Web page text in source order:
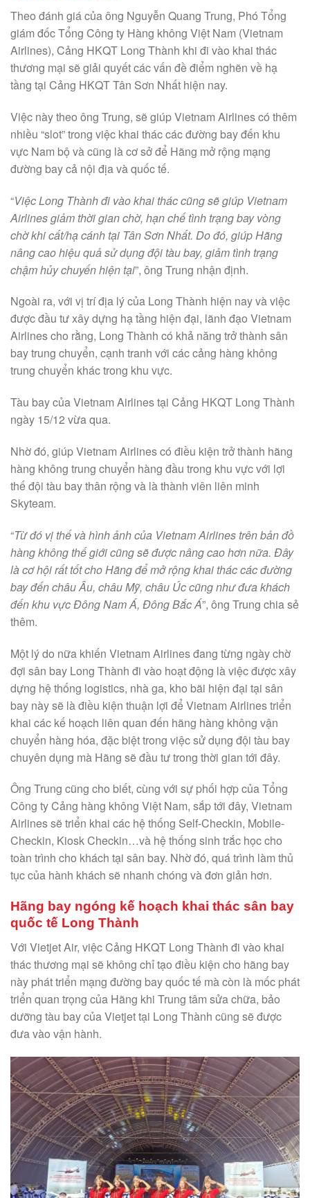
Theo đánh giá của ông Nguyễn Quang Trung, Phó Tổng
giám đốc Tổng Công ty Hàng không Việt Nam (Vietnam
Airlines), Cảng HKQT Long Thành khi đi vào khai thác
thương mại sẽ giải quyết các vấn đề điểm nghẽn về hạ
tầng tại Cảng HKQT Tân Sơn Nhất hiện nay.
Việc này theo ông Trung, sẽ giúp Vietnam Airlines có thêm
nhiều “slot” trong việc khai thác các đường bay đến khu
vực Nam bộ và cũng là cơ sở để Hãng mở rộng mạng
đường bay cả nội địa và quốc tế.
“Việc Long Thành đi vào khai thác cũng sẽ giúp Vietnam
Airlines giảm thời gian chờ, hạn chế tình trạng bay vòng
chờ khi cất/hạ cánh tại Tân Sơn Nhất. Do đó, giúp Hãng
nâng cao hiệu quả sử dụng đội tàu bay, giảm tình trạng
chậm hủy chuyến hiện tại”, ông Trung nhận định.
Ngoài ra, với vị trí địa lý của Long Thành hiện nay và việc
được đầu tư xây dựng hạ tầng hiện đại, lãnh đạo Vietnam
Airlines cho rằng, Long Thành có khả năng trở thành sân
bay trung chuyển, cạnh tranh với các cảng hàng không
trung chuyển khác trong khu vực.
Tàu bay của Vietnam Airlines tại Cảng HKQT Long Thành
ngày 15/12 vừa qua.
Nhờ đó, giúp Vietnam Airlines có điều kiện trở thành hãng
hàng không trung chuyển hàng đầu trong khu vực với lợi
thế đội tàu bay thân rộng và là thành viên liên minh
Skyteam.
“Từ đó vị thế và hình ảnh của Vietnam Airlines trên bản đồ
hàng không thế giới cũng sẽ được nâng cao hơn nữa. Đây
là cơ hội rất tốt cho Hãng để mở rộng khai thác các đường
bay đến châu Âu, châu Mỹ, châu Úc cũng như đưa khách
đến khu vực Đông Nam Á, Đông Bắc Á”, ông Trung chia sẻ
thêm.
Một lý do nữa khiến Vietnam Airlines đang từng ngày chờ
đợi sân bay Long Thành đi vào hoạt động là việc được xây
dựng hệ thống logistics, nhà ga, kho bãi hiện đại tại sân
bay này sẽ là điều kiện thuận lợi để Vietnam Airlines triển
khai các kế hoạch liên quan đến hãng hàng không vận
chuyển hàng hóa, đặc biệt trong việc sử dụng đội tàu bay
chuyên dụng mà Hãng sẽ đầu tư trong thời gian tới đây.
Ông Trung cũng cho biết, cùng với sự phối hợp của Tổng
Công ty Cảng hàng không Việt Nam, sắp tới đây, Vietnam
Airlines sẽ triển khai các hệ thống Self-Checkin, Mobile-
Checkin, Kiosk Checkin…và hệ thống sinh trắc học cho
toàn trình cho khách tại sân bay. Nhờ đó, quá trình làm thủ
tục của hành khách sẽ nhanh chóng và đơn giản hơn.
Hãng bay ngóng kế hoạch khai thác sân bay
quốc tế Long Thành
Với Vietjet Air, việc Cảng HKQT Long Thành đi vào khai
thác thương mại sẽ không chỉ tạo điều kiện cho hãng bay
này phát triển mạng đường bay quốc tế mà còn là mốc phát
triển quan trọng của Hãng khi Trung tâm sửa chữa, bảo
dưỡng tàu bay của Vietjet tại Long Thành cũng sẽ được
đưa vào vận hành.